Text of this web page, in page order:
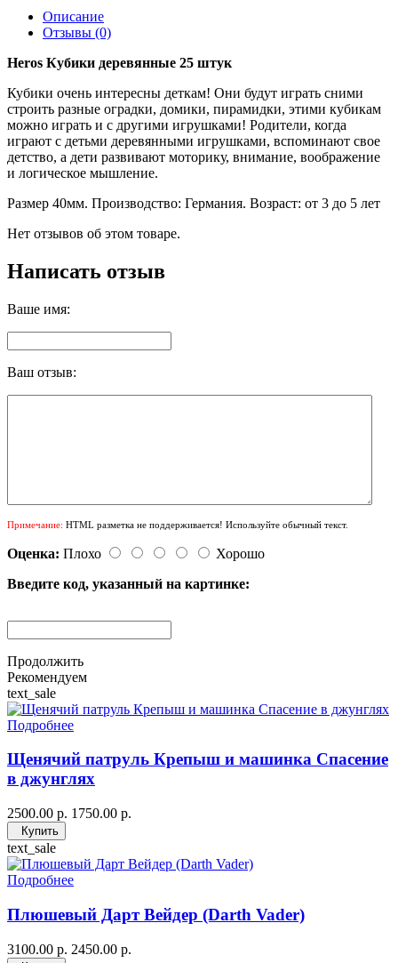
Описание
Отзывы (0)
Heros Кубики деревянные 25 штук
Кубики очень интересны деткам! Они будут играть сними
строить разные оградки, домики, пирамидки, этими кубикам
можно играть и с другими игрушками! Родители, когда
играют с детьми деревянными игрушками, вспоминают свое
детство, а дети развивают моторику, внимание, воображение
и логическое мышление.
Размер 40мм. Производство: Германия. Возраст: от 3 до 5 лет
Нет отзывов об этом товаре.
Написать отзыв
Ваше имя:
Ваш отзыв:
Примечание: HTML разметка не поддерживается! Используйте обычный текст.
Оценка: Плохо
Хорошо
Введите код, указанный на картинке:
Продолжить
Рекомендуем
text_sale
Подробнее
Щенячий патруль Крепыш и машинка Спасение
в джунглях
2500.00 р. 1750.00 р.
Купить
text_sale
Подробнее
Плюшевый Дарт Вейдер (Darth Vader)
3100.00 р. 2450.00 р.